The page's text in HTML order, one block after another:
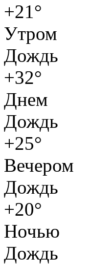
+21°
Утром
Дождь
+32°
Днем
Дождь
+25°
Вечером
Дождь
+20°
Ночью
Дождь